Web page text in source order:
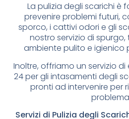
La pulizia degli scarichi è
prevenire problemi futuri,
sporco, i cattivi odori e gli
nostro servizio di
ambiente pulito e igienico
Inoltre, offriamo un servizio
24 per gli intasamenti degli
pronti ad intervenire per
Servizi di Pulizia degli